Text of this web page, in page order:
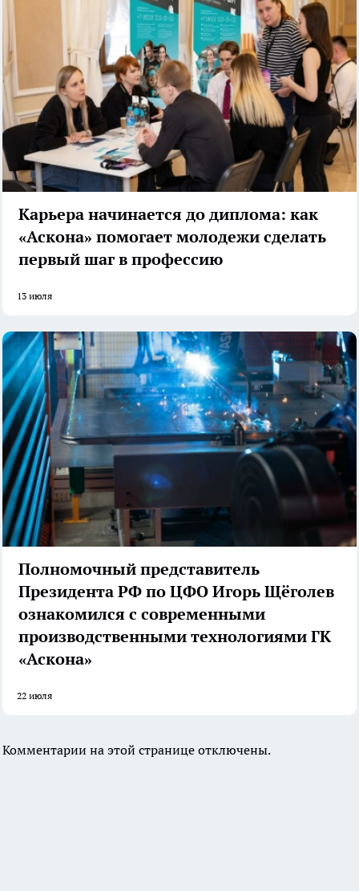
Карьера начинается до диплома: как
«Аскона» помогает молодежи сделать
первый шаг в профессию
13 июля
Полномочный представитель
Президента РФ по ЦФО Игорь Щёголев
ознакомился с современными
производственными технологиями ГК
«Аскона»
22 июля
Комментарии на этой странице отключены.